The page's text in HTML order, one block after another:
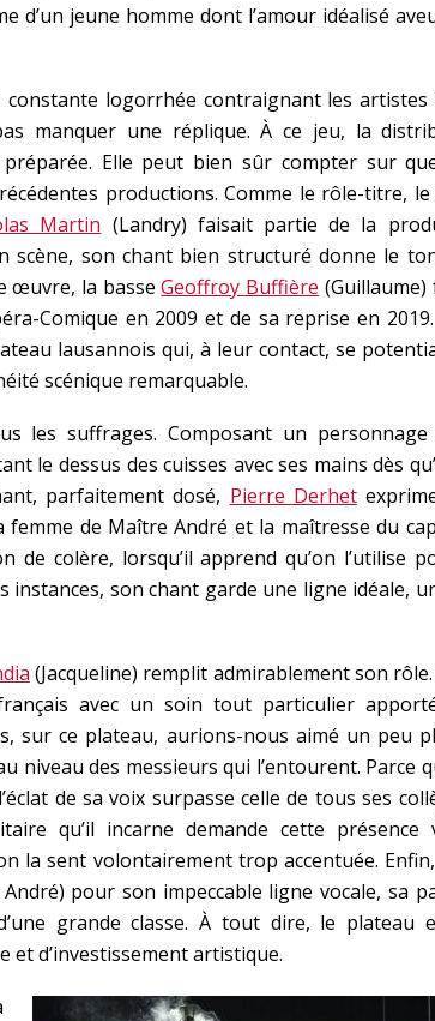
d’un jeune homme dont l’amour idéalisé
constante logorrhée contraignant les artistes
manquer une réplique. À ce jeu, la
Elle peut bien sûr compter sur
productions. Comme le rôle-titre,
Martin (Landry) faisait partie de la
scène, son chant bien structuré donne le
œuvre, la basseGeoffroy Buffière (Guillaume)
Comique en 2009 et de sa reprise en
lausannois qui, à leur contact, se
scénique remarquable.
les suffrages. Composant un personnage
le dessus des cuisses avec ses mains dès
parfaitement dosé, Pierre Derhet
femme de Maître André et la maîtresse du
de colère, lorsqu’il apprend qu’on l’utilise
instances, son chant garde une ligne idéale,
(Jacqueline) remplit admirablement son
avec un soin tout particulier
sur ce plateau, aurions-nous aimé un peu
niveau des messieurs qui l’entourent. Parce
de sa voix surpasse celle de tous ses
qu’il incarne demande cette présence
la sent volontairement trop accentuée.
pour son impeccable ligne vocale, sa
grande classe. À tout dire, le plateau
et d’investissement artistique.